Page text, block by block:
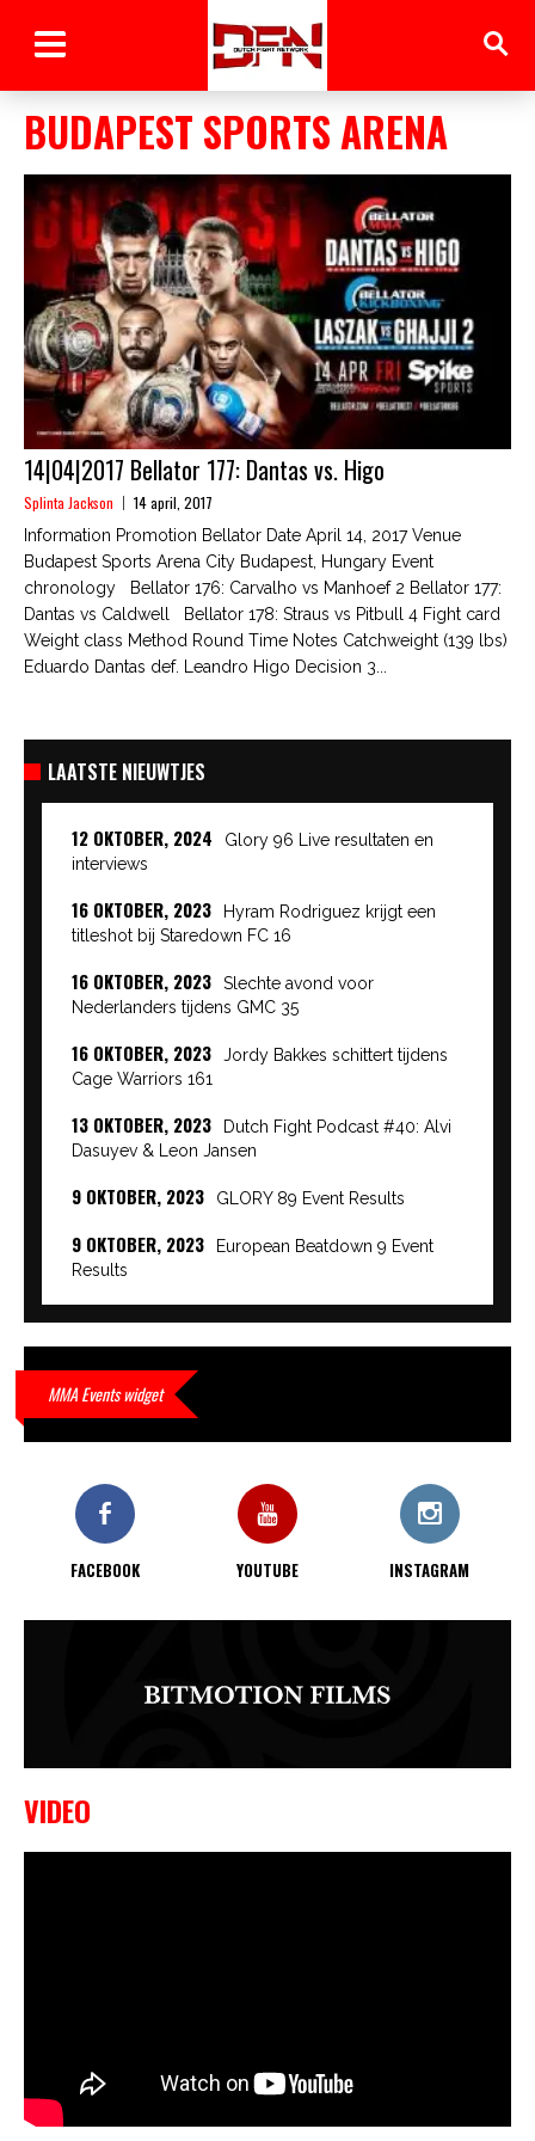
BUDAPEST SPORTS ARENA
14|04|2017 Bellator 177: Dantas vs. Higo
Splinta Jackson 14 april, 2017
Information Promotion Bellator Date April 14, 2017 Venue
Budapest Sports Arena City Budapest, Hungary Event
chronology Bellator 176: Carvalho vs Manhoef 2 Bellator 177:
Dantas vs Caldwell Bellator 178: Straus vs Pitbull 4 Fight card
Weight class Method Round Time Notes Catchweight (139 lbs)
Eduardo Dantas def. Leandro Higo Decision 3...
LAATSTE NIEUWTJES
12 OKTOBER, 2024
Glory 96 Live resultaten en
interviews
16 OKTOBER, 2023
Hyram Rodriguez krijgt een
titleshot bij Staredown FC 16
16 OKTOBER, 2023
Slechte avond voor
Nederlanders tijdens GMC 35
16 OKTOBER, 2023
Jordy Bakkes schittert tijdens
Cage Warriors 161
13 OKTOBER, 2023
Dutch Fight Podcast #40: Alvi
Dasuyev & Leon Jansen
9 OKTOBER, 2023 GLORY 89 Event Results
9 OKTOBER, 2023
European Beatdown 9 Event
Results
9 OKTOBER, 2023
waar hij van gemaakt is…
KO bij CWA Lowlands 7
MMA Events widget
FACEBOOK YOUTUBE INSTAGRAM
VIDEO